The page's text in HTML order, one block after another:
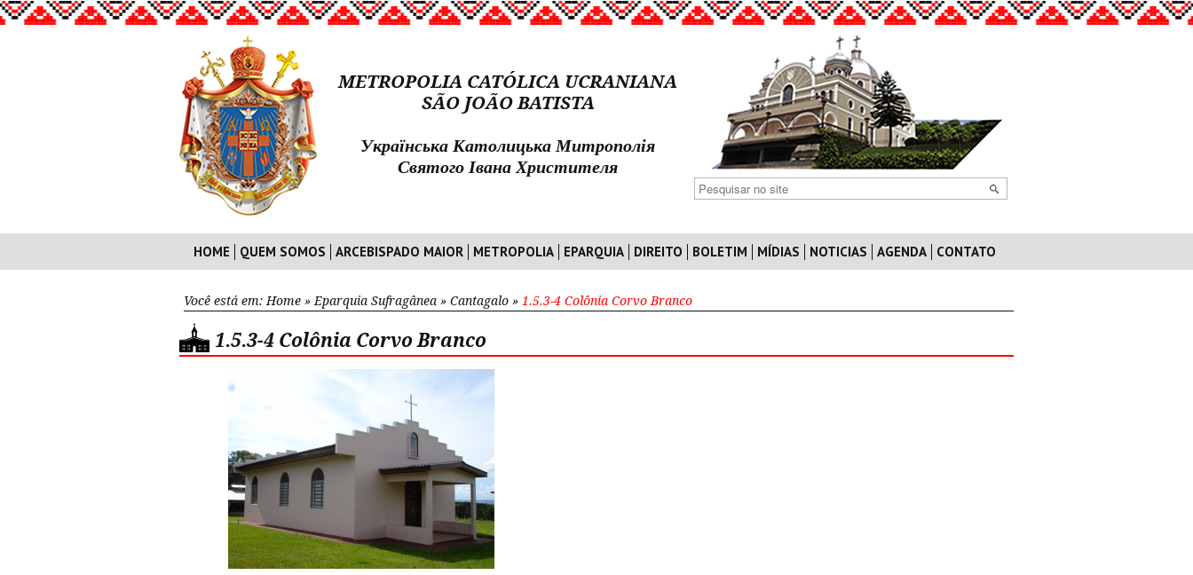
METROPOLIA CATÓLICA UCRANIANA
SÃO JOÃO BATISTA
Українська Католицька Митрополія
Святого Івана Христителя
HOME QUEM SOMOS ARCEBISPADO MAIOR METROPOLIA EPARQUIA DIREITO BOLETIM MÍDIAS NOTICIAS AGENDA CONTATO
Você está em: Home » Eparquia Sufragânea » Cantagalo » 1.5.3-4 Colônia Corvo Branco
1.5.3-4 Colônia Corvo Branco